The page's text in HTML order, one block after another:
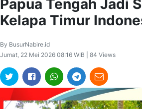
Papua Tengah Jadi
Kelapa Timur
By BusurNabire.id
Jumat, 22 Mei 2026 08:16 WIB | 84 Views